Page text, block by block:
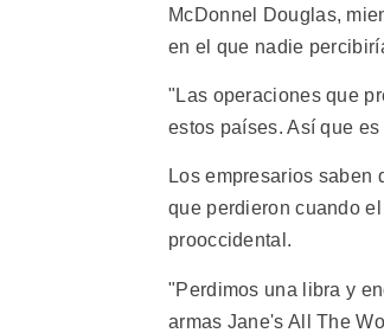
McDonnel Douglas,
en el que nadie
"Las operaciones que
estos países. Así que
Los empresarios saben
que perdieron cuando
prooccidental.
"Perdimos una libra y
armas Jane's All The